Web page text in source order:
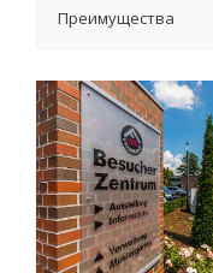
Преимущества